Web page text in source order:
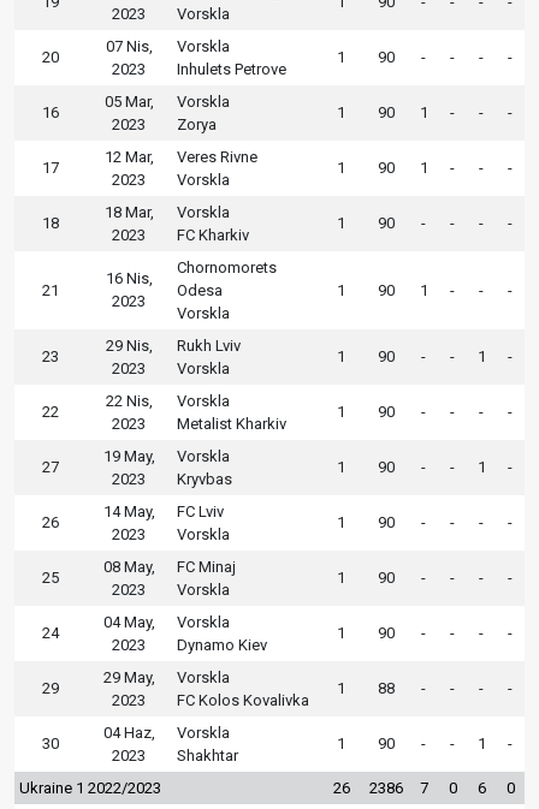
2023
Vorskla
20
07 Nis,
2023
Vorskla
Inhulets Petrove
1 90 - - - -
16
05 Mar,
2023
Vorskla
Zorya
1 90 1 - - -
17
12 Mar,
2023
Veres Rivne
Vorskla
1 90 1 - - -
18
18 Mar,
2023
Vorskla
FC Kharkiv
1 90 - - - -
21
16 Nis,
2023
Chornomorets
Odesa
Vorskla
1 90 1 - - -
23
29 Nis,
2023
Rukh Lviv
Vorskla
1 90 - - 1 -
22
22 Nis,
2023
Vorskla
Metalist Kharkiv
1 90 - - - -
27
19 May,
2023
Vorskla
Kryvbas
1 90 - - 1 -
26
14 May,
2023
FC Lviv
Vorskla
1 90 - - - -
25
08 May,
2023
FC Minaj
Vorskla
1 90 - - - -
24
04 May,
2023
Vorskla
Dynamo Kiev
1 90 - - - -
29
29 May,
2023
Vorskla
FC Kolos Kovalivka
1 88 - - - -
30
04 Haz,
2023
Vorskla
Shakhtar
1 90 - - 1 -
Ukraine 1 2022/2023 26 2386 7 0 6 0